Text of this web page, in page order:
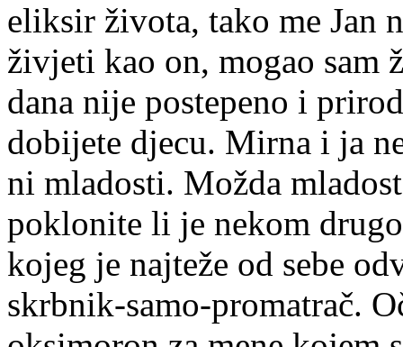
eliksir života, tako me Jan
živjeti kao on, mogao sam
dana nije postepeno i
dobijete djecu. Mirna i ja
ni mladosti. Možda
poklonite li je nekom
kojeg je najteže od sebe
skrbnik-samo-promatrač.